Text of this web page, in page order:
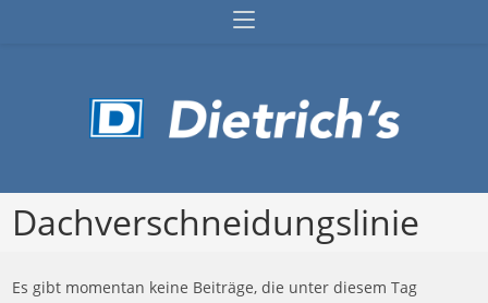
Dachverschneidungslinie
Es gibt momentan keine Beiträge, die unter diesem Tag